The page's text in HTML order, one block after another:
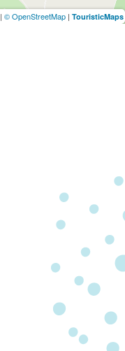
| © OpenStreetMap | TouristicMaps